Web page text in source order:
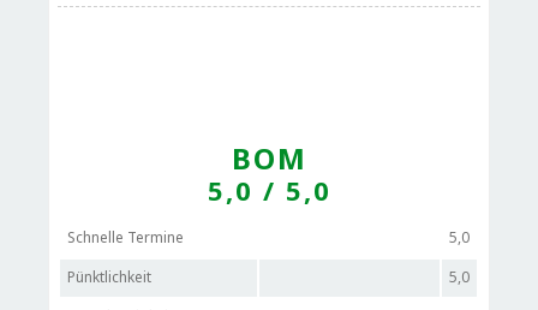
BOM
5,0 / 5,0
Schnelle Termine
5,0
Pünktlichkeit
5,0